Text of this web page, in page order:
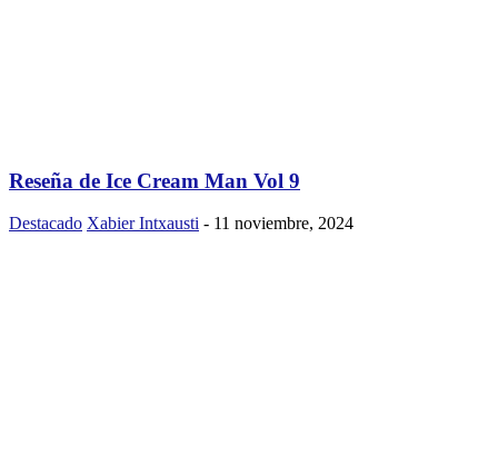
Reseña de Ice Cream Man Vol 9
Destacado Xabier Intxausti - 11 noviembre, 2024